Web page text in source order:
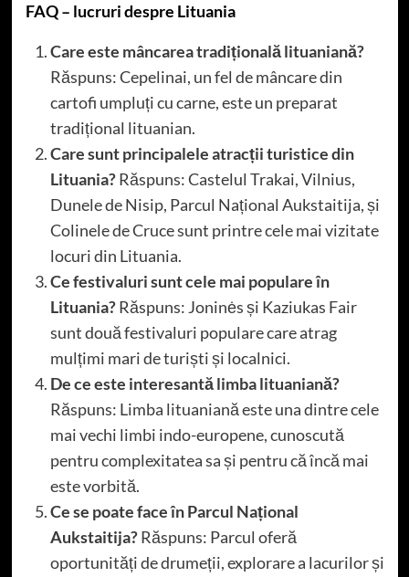
FAQ – lucruri despre Lituania
Care este mâncarea tradițională lituaniană?
Răspuns: Cepelinai, un fel de mâncare din
cartofi umpluți cu carne, este un preparat
tradițional lituanian.
Care sunt principalele atracții turistice din
Lituania?Răspuns: Castelul Trakai, Vilnius,
Dunele de Nisip, Parcul Național Aukstaitija, și
Colinele de Cruce sunt printre cele mai vizitate
locuri din Lituania.
Ce festivaluri sunt cele mai populare în
Lituania?Răspuns: Joninės și Kaziukas Fair
sunt două festivaluri populare care atrag
mulțimi mari de turiști și localnici.
De ce este interesantă limba lituaniană?
Răspuns: Limba lituaniană este una dintre cele
mai vechi limbi indo-europene, cunoscută
pentru complexitatea sa și pentru că încă mai
este vorbită.
Ce se poate face în Parcul Național
Aukstaitija?Răspuns: Parcul oferă
oportunități de drumeții, explorare a lacurilor și